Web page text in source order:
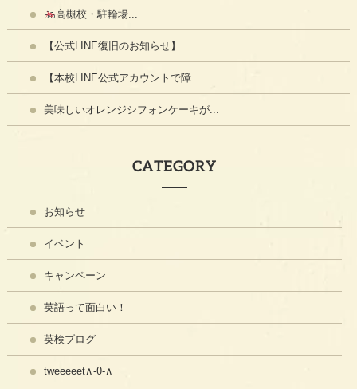
高槻校・駐輪場...
【公式LINE復旧のお知らせ】 ...
【本校LINE公式アカウントで障...
美味しいオレンジシフォンケーキが...
CATEGORY
お知らせ
イベント
キャンペーン
英語って面白い！
英検ブログ
tweeeeet∧-θ-∧